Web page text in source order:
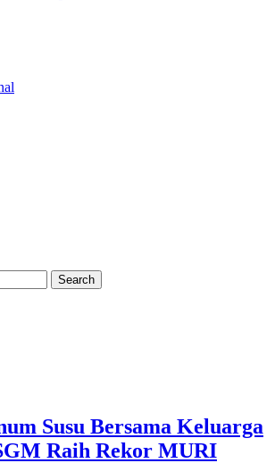
Susu Bersama Keluarga
Raih Rekor MURI